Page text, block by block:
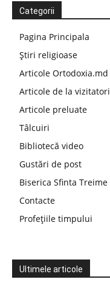
Categorii
Pagina Principala
Știri religioase
Articole Ortodoxia.md
Articole de la vizitatori
Articole preluate
Tâlcuiri
Bibliotecă video
Gustări de post
Biserica Sfinta Treime
Contacte
Profețiile timpului
Ultimele articole